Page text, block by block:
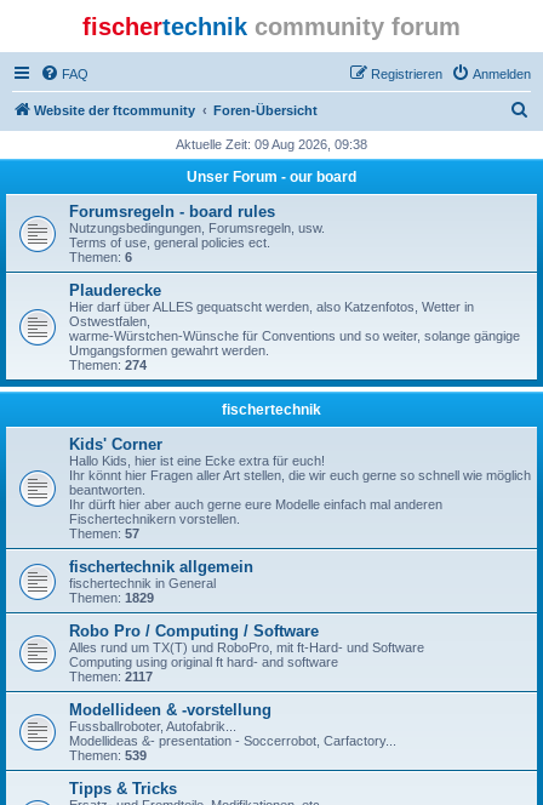
fischertechnik community forum
FAQ Anmelden
Registrieren
Website der ftcommunity Foren-Übersicht
h
Aktuelle Zeit: 09 Aug 2026, 09:38
Unser Forum - our board
Forumsregeln - board rules
Nutzungsbedingungen, Forumsregeln, usw.
Terms of use, general policies ect.
Themen: 6
Plauderecke
Hier darf über ALLES gequatscht werden, also Katzenfotos, Wetter in
Ostwestfalen,
warme-Würstchen-Wünsche für Conventions und so weiter, solange gängige
Umgangsformen gewahrt werden.
Themen: 274
fischertechnik
Kids' Corner
Hallo Kids, hier ist eine Ecke extra für euch!
Ihr könnt hier Fragen aller Art stellen, die wir euch gerne so schnell wie möglich
beantworten.
Ihr dürft hier aber auch gerne eure Modelle einfach mal anderen
Fischertechnikern vorstellen.
Themen: 57
fischertechnik allgemein
fischertechnik in General
Themen: 1829
Robo Pro / Computing / Software
Alles rund um TX(T) und RoboPro, mit ft-Hard- und Software
Computing using original ft hard- and software
Themen: 2117
Modellideen & -vorstellung
Fussballroboter, Autofabrik...
Modellideas &- presentation - Soccerrobot, Carfactory...
Themen: 539
Tipps & Tricks